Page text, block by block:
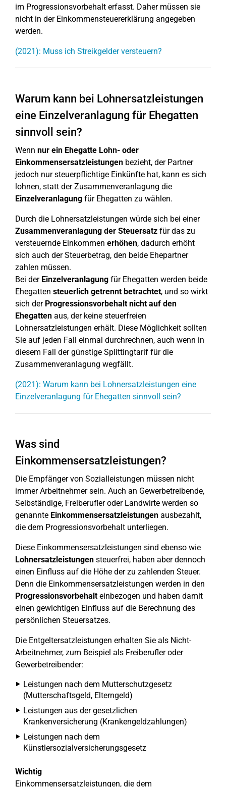
im Progressionsvorbehalt erfasst. Daher müssen sie
nicht in der Einkommensteuererklärung angegeben
werden.
(2021): Muss ich Streikgelder versteuern?
Warum kann bei Lohnersatzleistungen
eine Einzelveranlagung für Ehegatten
sinnvoll sein?
Wenn nur ein Ehegatte Lohn- oder
Einkommensersatzleistungen bezieht, der Partner
jedoch nur steuerpflichtige Einkünfte hat, kann es sich
lohnen, statt der Zusammenveranlagung die
Einzelveranlagung für Ehegatten zu wählen.
Durch die Lohnersatzleistungen würde sich bei einer
Zusammenveranlagung der Steuersatz für das zu
versteuernde Einkommen erhöhen, dadurch erhöht
sich auch der Steuerbetrag, den beide Ehepartner
zahlen müssen.
Bei der Einzelveranlagung für Ehegatten werden beide
Ehegatten steuerlich getrennt betrachtet, und so wirkt
sich der Progressionsvorbehalt nicht auf den
Ehegatten aus, der keine steuerfreien
Lohnersatzleistungen erhält. Diese Möglichkeit sollten
Sie auf jeden Fall einmal durchrechnen, auch wenn in
diesem Fall der günstige Splittingtarif für die
Zusammenveranlagung wegfällt.
(2021): Warum kann bei Lohnersatzleistungen eine
Einzelveranlagung für Ehegatten sinnvoll sein?
Was sind
Einkommensersatzleistungen?
Die Empfänger von Sozialleistungen müssen nicht
immer Arbeitnehmer sein. Auch an Gewerbetreibende,
Selbständige, Freiberufler oder Landwirte werden so
genannte Einkommensersatzleistungen ausbezahlt,
die dem Progressionsvorbehalt unterliegen.
Diese Einkommensersatzleistungen sind ebenso wie
Lohnersatzleistungen steuerfrei, haben aber dennoch
einen Einfluss auf die Höhe der zu zahlenden Steuer.
Denn die Einkommensersatzleistungen werden in den
Progressionsvorbehalteinbezogen und haben damit
einen gewichtigen Einfluss auf die Berechnung des
persönlichen Steuersatzes.
Die Entgeltersatzleistungen erhalten Sie als Nicht-
Arbeitnehmer, zum Beispiel als Freiberufler oder
Gewerbetreibender:
Leistungen nach dem Mutterschutzgesetz
(Mutterschaftsgeld, Elterngeld)
Leistungen aus der gesetzlichen
Krankenversicherung (Krankengeldzahlungen)
Leistungen nach dem
Künstlersozialversicherungsgesetz
Wichtig
Einkommensersatzleistungen, die dem